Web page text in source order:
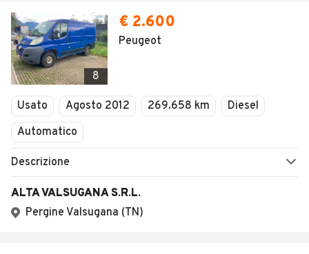
8
€ 2.600
Peugeot
Usato Agosto 2012 269.658 km
Diesel
Automatico
Descrizione
ALTA VALSUGANA S.R.L.
Pergine Valsugana (TN)